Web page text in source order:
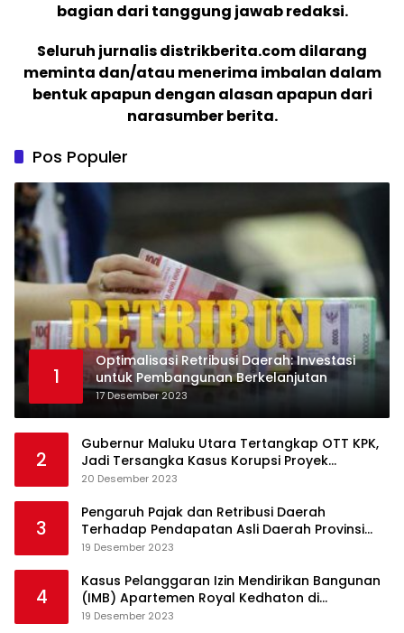
bagian dari tanggung jawab redaksi.
Seluruh jurnalis distrikberita.com dilarang
meminta dan/atau menerima imbalan dalam
bentuk apapun dengan alasan apapun dari
narasumber berita.
Pos Populer
1
Optimalisasi Retribusi Daerah: Investasi
untuk Pembangunan Berkelanjutan
17 Desember 2023
2
Gubernur Maluku Utara Tertangkap OTT KPK,
Jadi Tersangka Kasus Korupsi Proyek
Pengadaan Barang dan Jasa
20 Desember 2023
3
Pengaruh Pajak dan Retribusi Daerah
Terhadap Pendapatan Asli Daerah Provinsi
Jambi
19 Desember 2023
4
Kasus Pelanggaran Izin Mendirikan Bangunan
(IMB) Apartemen Royal Kedhaton di
Yogyakarta
19 Desember 2023